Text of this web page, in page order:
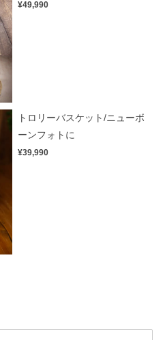
¥49,990
トロリーバスケット/ニューボ
ーンフォトに
¥39,990